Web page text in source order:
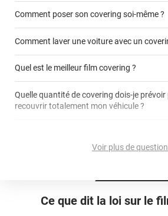
Ce que dit la loi sur le
covering 2D
covering 3D
Comment poser son covering soi-même ?
Comment laver une voiture avec un
Quel est le meilleur film covering ?
covering 2D
Quelle quantité de covering dois-je prévoir
recouvrir totalement mon véhicule ?
avant jusqu'au bas du parechoc
pose
Le covering protège la peinture
covering 3D
Voir plus de